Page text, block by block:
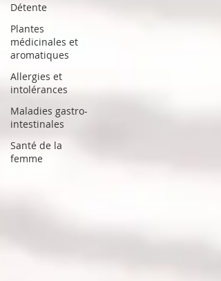
Détente
Plantes
médicinales et
aromatiques
Allergies et
intolérances
Maladies gastro-
intestinales
Santé de la
femme